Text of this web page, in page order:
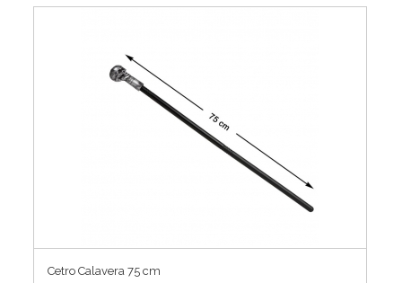
Cetro Calavera 75 cm